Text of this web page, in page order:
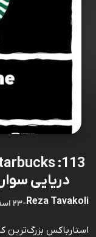
دریایی
Reza Tavakoli
-۲۳ اسفند ۱۴۰۳
استارباکس بزرگ‌ترین